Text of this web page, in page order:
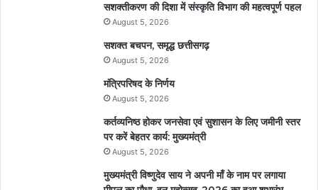
सशक्तीकरण की दिशा में संस्कृति विभाग की महत्वपूर्ण पहल
August 5, 2026
सशक्त बचपन, समृद्ध छत्तीसगढ़
August 5, 2026
मंत्रिपरिषद के निर्णय
August 5, 2026
कर्तव्यनिष्ठ होकर जनसेवा एवं सुशासन के लिए जमीनी स्तर
पर करें बेहतर कार्य: मुख्यमंत्री
August 5, 2026
मुख्यमंत्री विष्णुदेव साय ने अपनी माँ के नाम पर लगाया